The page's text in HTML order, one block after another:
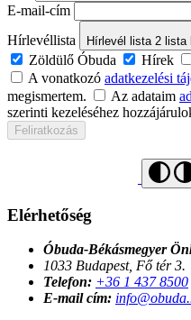
E-mail-cím
Hírlevéllista
Hírlevél lista 2 lista
Zöldülő Óbuda Hírek
A vonatkozó adatkezelési
megismertem.
Az adataim
szerinti kezeléséhez
Feliratkozás
Elérhetőség
Óbuda-Békásmegyer
1033 Budapest, Fő tér 3.
Telefon: +36 1 437 8500
E-mail cím: